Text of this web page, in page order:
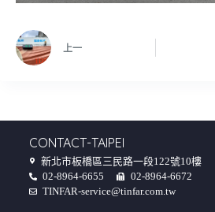
上一
CONTACT-TAIPEI
新北市板橋區三民路一段122號10樓
02-8964-6655
02-8964-6672
TINFAR-service@tinfar.com.tw